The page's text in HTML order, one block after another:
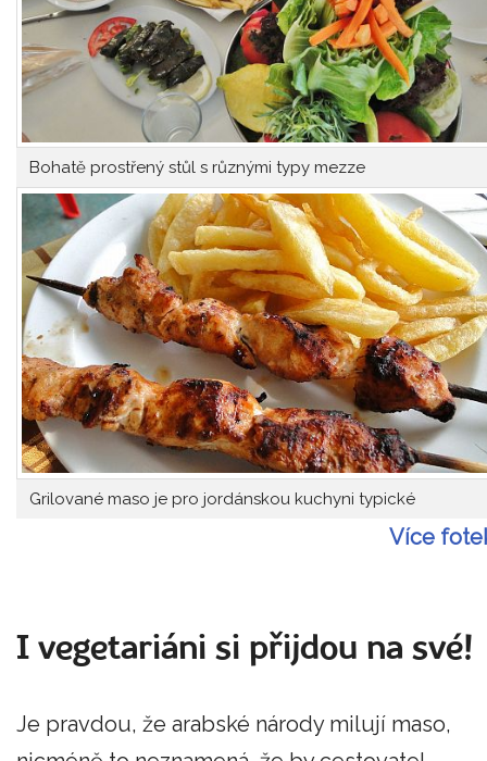
Bohatě prostřený stůl s různými typy mezze
Grilované maso je pro jordánskou kuchyni typické
Více
I vegetariáni si přijdou na své!
Je pravdou, že arabské národy milují maso,